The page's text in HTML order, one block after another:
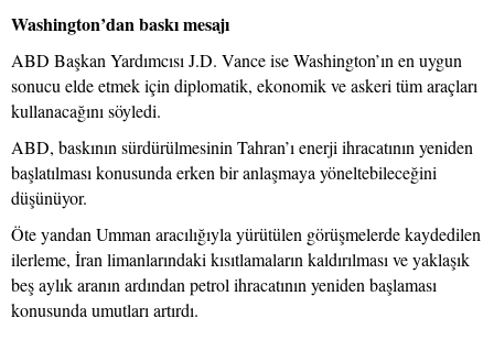
Washington’dan baskı mesajı
ABD Başkan Yardımcısı J.D. Vance ise Washington’ın en uygun
sonucu elde etmek için diplomatik, ekonomik ve askeri tüm araçları
kullanacağını söyledi.
ABD, baskının sürdürülmesinin Tahran’ı enerji ihracatının yeniden
başlatılması konusunda erken bir anlaşmaya yöneltebileceğini
düşünüyor.
Öte yandan Umman aracılığıyla yürütülen görüşmelerde kaydedilen
ilerleme, İran limanlarındaki kısıtlamaların kaldırılması ve yaklaşık
beş aylık aranın ardından petrol ihracatının yeniden başlaması
konusunda umutları artırdı.